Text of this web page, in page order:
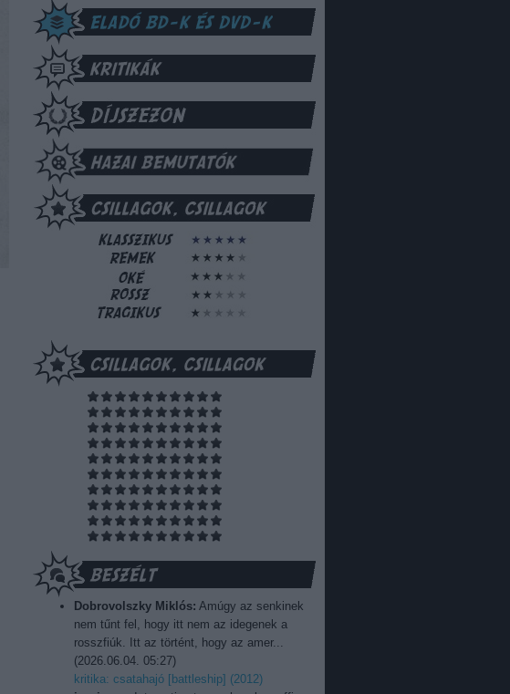
Dobrovolszky Miklós: Amúgy az senkinek
nem tűnt fel, hogy itt nem az idegenek a
rosszfiúk. Itt az történt, hogy az amer...
(2026.06.04. 05:27)
kritika: csatahajó [battleship] (2012)